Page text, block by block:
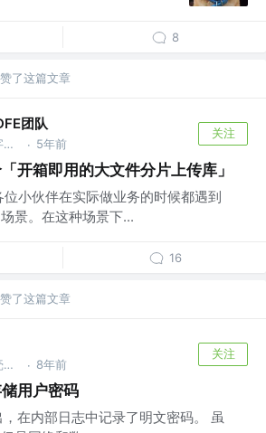
8
赞了这篇文章
团队
前端 @北京字节跳动科技有限公司 · 5年前
关注
开箱即用的大文件分片上传库」
小伙伴在实际做业务的时候都遇到
景。在这种场景下...
16
赞了这篇文章
架构师 @贝壳找房 · 8年前
关注
用户密码
在内部日志中记录了明文密码。 虽